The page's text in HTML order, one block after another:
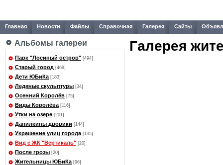
Главная Новости Файлы Справочная Галерея Сайты
Альбомы галереи
Парк "Лосиный остров" [494]
Старый город [469]
Дети ЮБиКа [183]
Ледяные скульптуры [34]
Осенний Королёв [75]
Виды Королёва [116]
Утки на озере [201]
Данилкины дворики [144]
Украшение улиц города [135]
Вид с ЖК "Вертикаль" [20]
После грозы [20]
Жительницы ЮБиКа [96]
Галерея